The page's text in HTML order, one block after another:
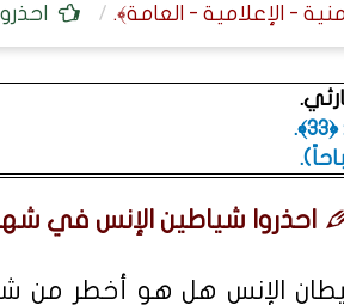
.
احذروا شياطين الإنس في
الإنس هل هو أخطر من